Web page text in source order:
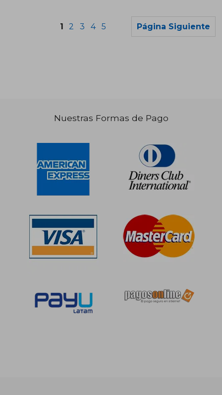
dcto. S/ 149,75
1 2 3 4 5 Página Siguiente
Nuestras Formas de Pago